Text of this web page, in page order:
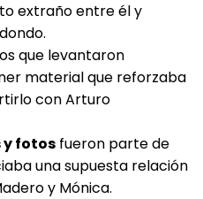
extraño entre él y
que levantaron
material que reforzaba
con Arturo
y fotos fueron parte de
una supuesta relación
y Mónica.